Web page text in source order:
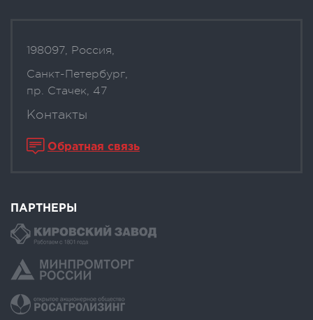
198097, Россия,
Санкт-Петербург,
пр. Стачек, 47
Контакты
Обратная связь
ПАРТНЕРЫ